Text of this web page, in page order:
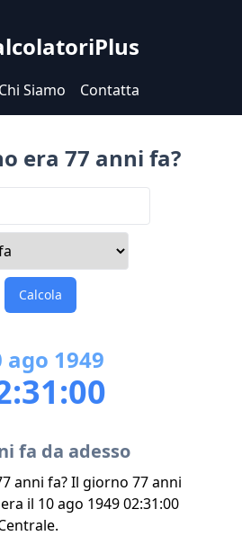
Chi Siamo Contatta
era 77 anni fa?
Calcola
ago 1949
fa da adesso
anni fa? Il giorno 77 anni
il 10 ago 1949 02:31:00